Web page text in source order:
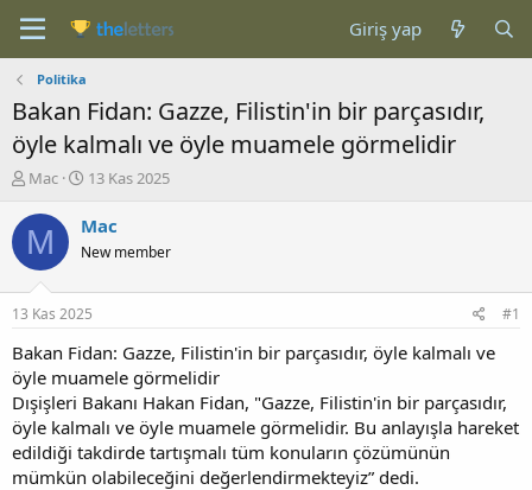
Giriş yap
Politika
Bakan Fidan: Gazze, Filistin'in bir parçasıdır,
öyle kalmalı ve öyle muamele görmelidir
K
n
b
u
u
b
a
ş
l
a
t
a
n
Mac
B
ş
a
g
ı
ç
a
r
i
h
13 Kas 2025
M Mac
New member
13 Kas 2025 #1
Bakan Fidan: Gazze, Filistin'in bir parçasıdır, öyle kalmalı ve
öyle muamele görmelidir
Dışişleri Bakanı Hakan Fidan, "Gazze, Filistin'in bir parçasıdır,
öyle kalmalı ve öyle muamele görmelidir. Bu anlayışla hareket
edildiği takdirde tartışmalı tüm konuların çözümünün
mümkün olabileceğini değerlendirmekteyiz” dedi.